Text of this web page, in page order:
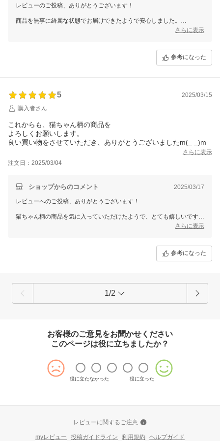
レビューのご投稿、ありがとうございます！
商品を無事に綺麗な状態でお届けできたようで安心しました。
お買い物にご満足いただけたとのお声を励みに、これからも丁寧な対応
こちらこそ、ご利用いただき誠にありがとうございました！
さらに表示
参考になった
5
2025/03/15
購入者さん
これからも、猫ちゃん柄の商品を
よろしくお願いします。
良い買い物をさせていただき、ありがとうございましたm(_ _)m
さらに表示
注文日：2025/03/04
ショップからのコメント 2025/03/17
レビューへのご投稿、ありがとうございます！
猫ちゃん柄の商品を気に入っていただけたようで、とても嬉しいです。
これからも魅力的なデザインをご提供できるよう努めてまいりますの
こちらこそ、ご購入いただき誠にありがとうございました！
さらに表示
参考になった
1/2
お客様のご意見をお聞かせください
このページは役に立ちましたか？
役に立たなかった 役に立った
レビューに関するご注意
myレビュー 投稿ガイドライン 利用規約 ヘルプガイド